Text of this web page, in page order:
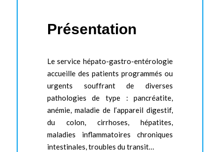
Présentation
Le service hépato-gastro-entérologie
accueille des patients programmés ou
urgents souffrant de diverses
pathologies de type : pancréatite,
anémie, maladie de l’appareil digestif,
du colon, cirrhoses, hépatites,
maladies inflammatoires chroniques
intestinales, troubles du transit…